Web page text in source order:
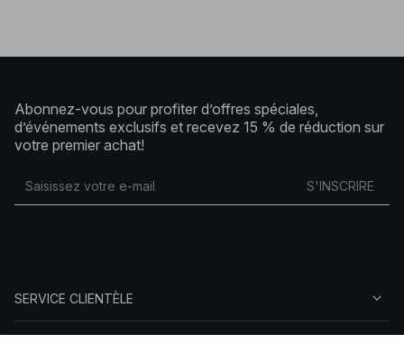
Abonnez-vous pour profiter d’offres spéciales,
d’événements exclusifs et recevez 15 % de réduction sur
votre premier achat!
S'INSCRIRE
SERVICE CLIENTÈLE